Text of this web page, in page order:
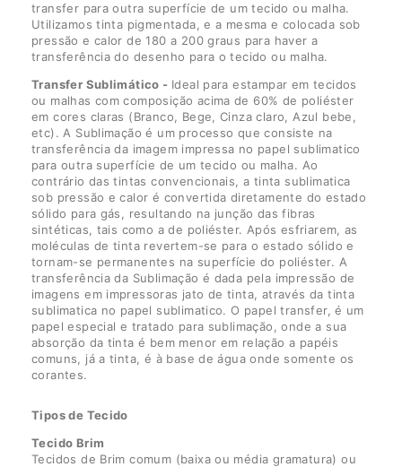
transfer para outra superfície de um tecido ou malha.
Utilizamos tinta pigmentada, e a mesma e colocada sob
pressão e calor de 180 a 200 graus para haver a
transferência do desenho para o tecido ou malha.
Transfer Sublimático - Ideal para estampar em tecidos
ou malhas com composição acima de 60% de poliéster
em cores claras (Branco, Bege, Cinza claro, Azul bebe,
etc). A Sublimação é um processo que consiste na
transferência da imagem impressa no papel sublimatico
para outra superfície de um tecido ou malha. Ao
contrário das tintas convencionais, a tinta sublimatica
sob pressão e calor é convertida diretamente do estado
sólido para gás, resultando na junção das fibras
sintéticas, tais como a de poliéster. Após esfriarem, as
moléculas de tinta revertem-se para o estado sólido e
tornam-se permanentes na superfície do poliéster. A
transferência da Sublimação é dada pela impressão de
imagens em impressoras jato de tinta, através da tinta
sublimatica no papel sublimatico. O papel transfer, é um
papel especial e tratado para sublimação, onde a sua
absorção da tinta é bem menor em relação a papéis
comuns, já a tinta, é à base de água onde somente os
corantes.
Tipos de Tecido
Tecido Brim
Tecidos de Brim comum (baixa ou média gramatura) ou